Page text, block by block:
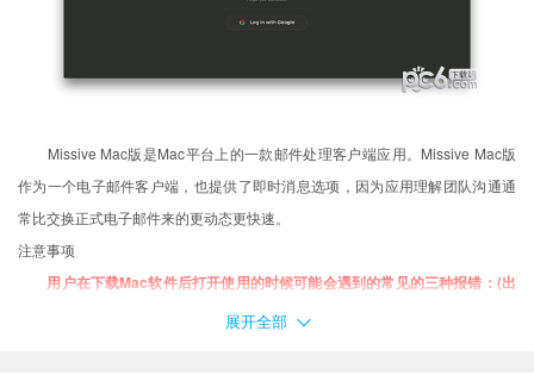
Missive Mac版是Mac平台上的一款邮件处理客户端应用。Missive Mac版
作为一个电子邮件客户端，也提供了即时消息选项，因为应用理解团队沟通通
常比交换正式电子邮件来的更动态更快速。
注意事项
用户在下载Mac软件后打开使用的时候可能会遇到的常见的三种报错：(出
现报错请大家务必一步一步耐心仔细看完下面的内容！！！)
展开全部